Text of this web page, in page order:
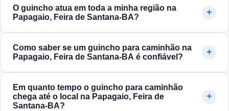
O guincho atua em toda a minha região na
Papagaio, Feira de Santana‑BA?
Como saber se um guincho para caminhão na
Papagaio, Feira de Santana‑BA é confiável?
Em quanto tempo o guincho para caminhão
chega até o local na Papagaio, Feira de
Santana‑BA?